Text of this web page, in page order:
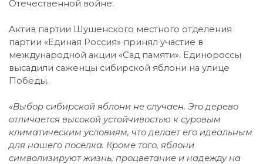
Отечественной войне.
Актив партии Шушенского местного отделения
партии «Единая Россия» принял участие в
международной акции «Сад памяти». Единороссы
высадили саженцы сибирской яблони на улице
Победы.
«Выбор сибирской яблони не случаен. Это дерево
отличается высокой устойчивостью к суровым
климатическим условиям, что делает его идеальным
для нашего посёлка. Кроме того, яблони
символизируют жизнь, процветание и надежду на